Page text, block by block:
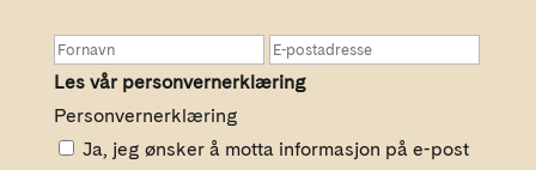
Les vår personvernerklæring
Personvernerklæring
Ja, jeg ønsker å motta informasjon på e-post